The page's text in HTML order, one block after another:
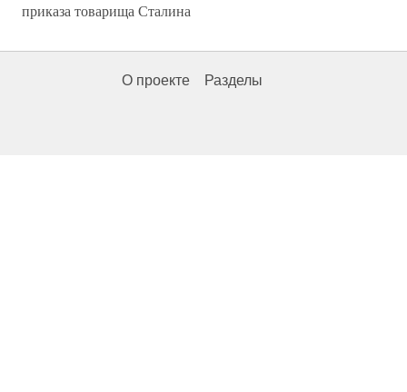
приказа товарища Сталина
О проекте Разделы